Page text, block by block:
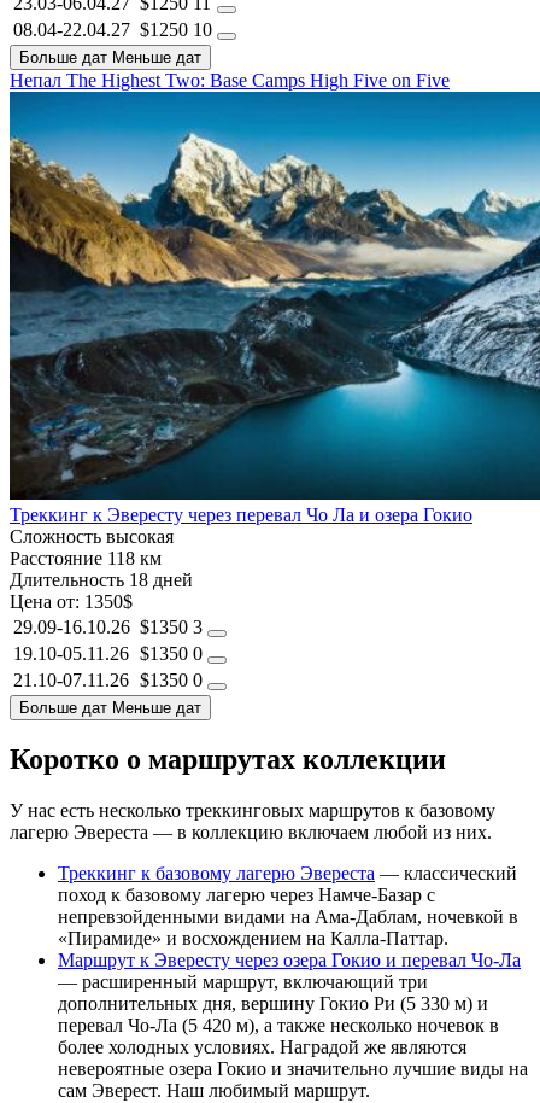
08.04-22.04.27 $1250 10
Больше дат Меньше дат
Непал The Highest Two: Base Camps High Five on Five
Треккинг к Эвересту через перевал Чо Ла и озера Гокио
Сложность высокая
Расстояние 118 км
Длительность 18 дней
Цена от: 1350$
29.09-16.10.26 $1350 3
19.10-05.11.26 $1350 0
21.10-07.11.26 $1350 0
Больше дат Меньше дат
Коротко о маршрутах коллекции
У нас есть несколько треккинговых маршрутов к базовому
лагерю Эвереста — в коллекцию включаем любой из них.
Треккинг к базовому лагерю Эвереста — классический
поход к базовому лагерю через Намче-Базар с
непревзойденными видами на Ама-Даблам, ночевкой в
«Пирамиде» и восхождением на Калла-Паттар.
Маршрут к Эвересту через озера Гокио и перевал Чо-Ла
— расширенный маршрут, включающий три
дополнительных дня, вершину Гокио Ри (5 330 м) и
перевал Чо-Ла (5 420 м), а также несколько ночевок в
более холодных условиях. Наградой же являются
невероятные озера Гокио и значительно лучшие виды на
сам Эверест. Наш любимый маршрут.